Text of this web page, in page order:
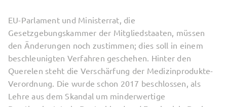
EU-Parlament und Ministerrat, die
Gesetzgebungskammer der Mitgliedstaaten, müssen
den Änderungen noch zustimmen; dies soll in einem
beschleunigten Verfahren geschehen. Hinter den
Querelen steht die Verschärfung der Medizinprodukte-
Verordnung. Die wurde schon 2017 beschlossen, als
Lehre aus dem Skandal um minderwertige